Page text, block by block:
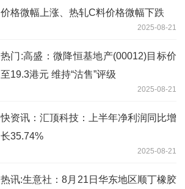
价格微幅上涨、热轧C料价格微幅下跌
2025-08-21
热门:高盛：微降恒基地产(00012)目标价
至19.3港元 维持“沽售”评级
2025-08-21
快资讯：汇顶科技：上半年净利润同比增
长35.74%
2025-08-21
热讯:生意社：8月21日华东地区顺丁橡胶